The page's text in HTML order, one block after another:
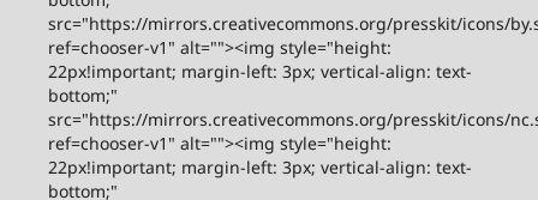
src="https://mirrors.creativecommons.org/presskit/icons/
ref=chooser-v1" alt=""><img style="height:
22px!important; margin-left: 3px; vertical-align: text-
bottom;"
src="https://mirrors.creativecommons.org/presskit/icons/
ref=chooser-v1" alt=""><img style="height:
22px!important; margin-left: 3px; vertical-align: text-
bottom;"